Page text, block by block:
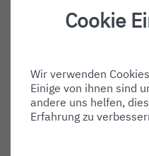
Destination Gate:
Shortname:
Type:
departure
Cookie
Wir verwenden
Einige von ihnen sind
andere uns helfen,
Erfahrung zu